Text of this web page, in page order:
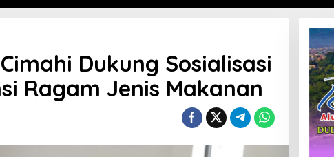
Dukung Sosialisasi
Ragam Jenis Makanan